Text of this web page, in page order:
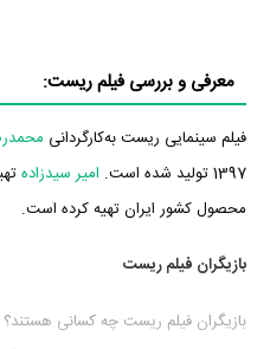
معرفی و بررسی فیلم ریست:
فیلم سینمایی ریست به‌کارگردانی
1397 تولید شده است.
امیر سیدزاده
محصول کشور ایران تهیه کرده است.
بازیگران فیلم ریست
بازیگران فیلم ریست چه کسانی